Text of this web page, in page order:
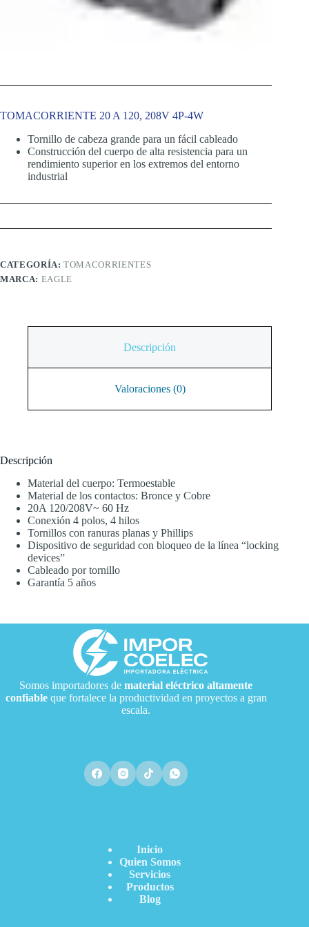
TOMACORRIENTE 20 A 120, 208V 4P-4W
Tornillo de cabeza grande para un fácil cableado
Construcción del cuerpo de alta resistencia para un
rendimiento superior en los extremos del entorno
industrial
CATEGORÍA:TOMACORRIENTES
MARCA: EAGLE
Descripción
Valoraciones (0)
Descripción
Material del cuerpo: Termoestable
Material de los contactos: Bronce y Cobre
20A 120/208V~ 60 Hz
Conexión 4 polos, 4 hilos
Tornillos con ranuras planas y Phillips
Dispositivo de seguridad con bloqueo de la línea “locking
devices”
Cableado por tornillo
Garantía 5 años
Somos importadores dematerial eléctrico altamente
confiableque fortalece la productividad en proyectos a gran
escala.
Inicio
Quien Somos
Servicios
Productos
Blog